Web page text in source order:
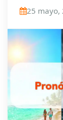
25 mayo,